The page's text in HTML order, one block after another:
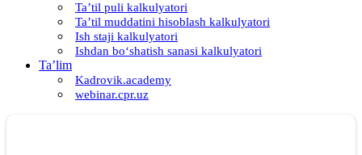
Ta’til puli kalkulyatori
Ta’til muddatini hisoblash kalkulyatori
Ish staji kalkulyatori
Ishdan boʻshatish sanasi kalkulyatori
Ta’lim
Kadrovik.academy
webinar.cpr.uz